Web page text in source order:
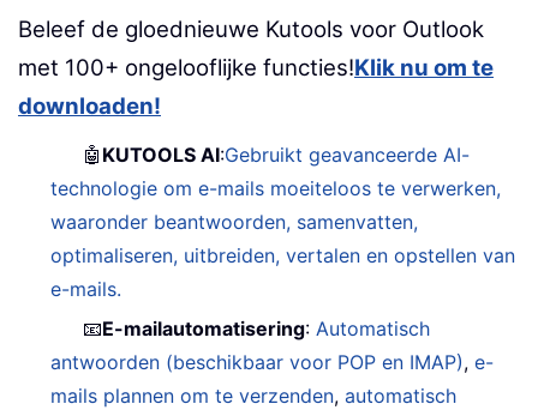
Beleef de gloednieuwe Kutools voor Outlook
met 100+ ongelooflijke functies!Klik nu om te
downloaden!
🤖 KUTOOLS AI:Gebruikt geavanceerde AI-
technologie om e-mails moeiteloos te verwerken,
waaronder beantwoorden, samenvatten,
optimaliseren, uitbreiden, vertalen en opstellen van
e-mails.
📧E-mailautomatisering:Automatisch
antwoorden (beschikbaar voor POP en IMAP),e-
mails plannen om te verzenden,automatisch